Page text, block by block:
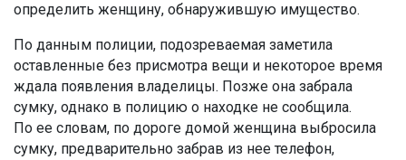
определить женщину, обнаружившую имущество.
По данным полиции, подозреваемая заметила
оставленные без присмотра вещи и некоторое время
ждала появления владелицы. Позже она забрала
сумку, однако в полицию о находке не сообщила.
По ее словам, по дороге домой женщина выбросила
сумку, предварительно забрав из нее телефон,